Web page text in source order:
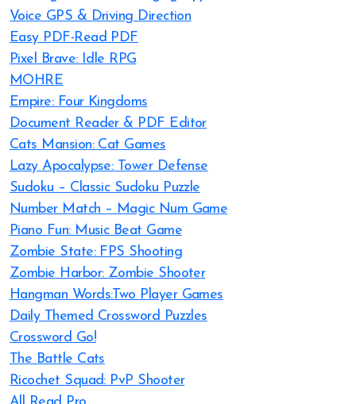
Voice GPS & Driving Direction
Easy PDF-Read PDF
Pixel Brave: Idle RPG
MOHRE
Empire: Four Kingdoms
Document Reader & PDF Editor
Cats Mansion: Cat Games
Lazy Apocalypse: Tower Defense
Sudoku – Classic Sudoku Puzzle
Number Match – Magic Num Game
Piano Fun: Music Beat Game
Zombie State: FPS Shooting
Zombie Harbor: Zombie Shooter
Hangman Words:Two Player Games
Daily Themed Crossword Puzzles
Crossword Go!
The Battle Cats
Ricochet Squad: PvP Shooter